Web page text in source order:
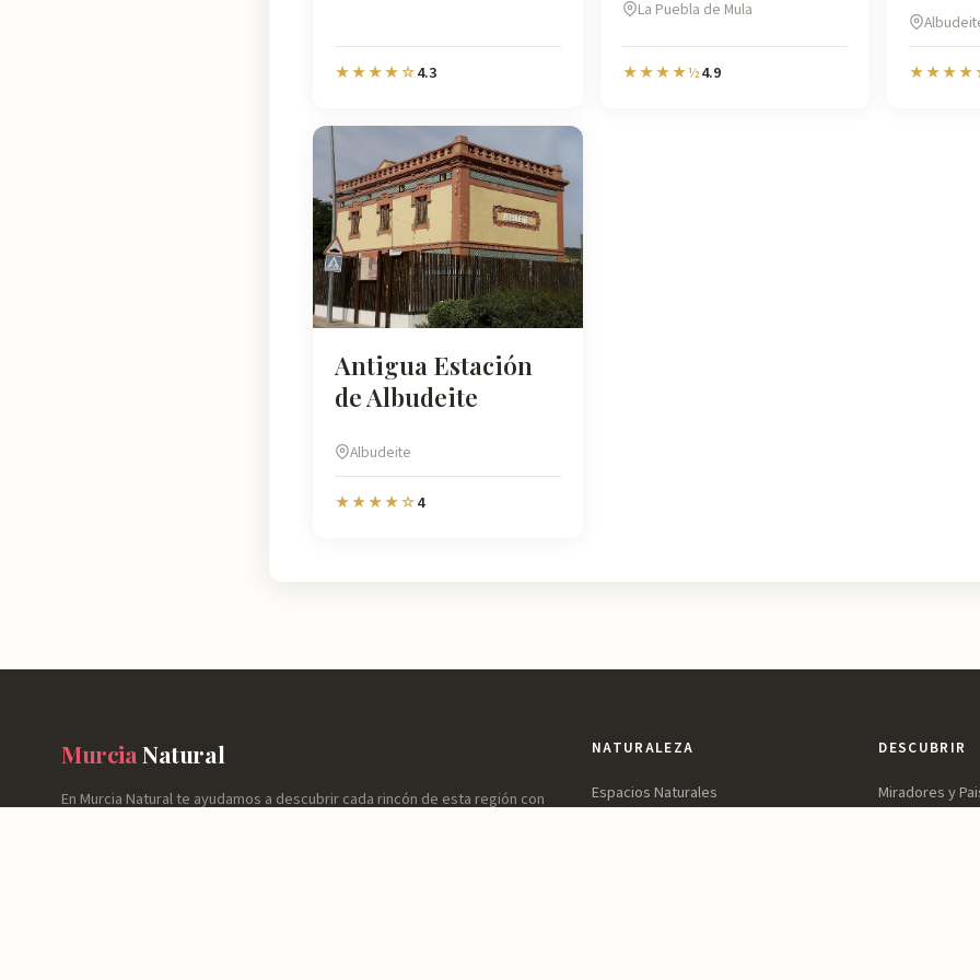
★★★★☆4.3
La Puebla de Mula
★★★★½4.9
Antigua Estación
de Albudeite
Albudeite
★★★★☆4
Murcia Natural
En Murcia Natural te ayudamos a descubrir cada rincón de esta región con
NATURALEZA
Espacios Naturales
DESCUBRIR
Miradores y